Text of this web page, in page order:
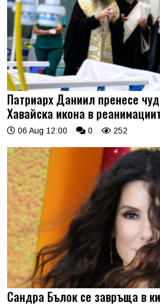
Патриарх Даниил пренесе
Хавайска икона в
06 Aug 12:00 0 252
Сандра Бълок се завръща в